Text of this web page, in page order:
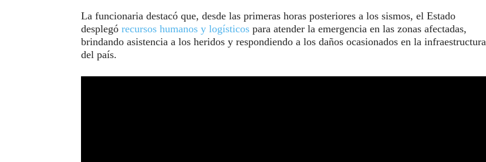
La funcionaria destacó que, desde las primeras horas posteriores a los sismos, el Estado
desplegó recursos humanos y logísticos para atender la emergencia en las zonas afectadas,
brindando asistencia a los heridos y respondiendo a los daños ocasionados en la infraestructura
del país.